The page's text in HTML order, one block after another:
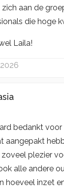
zich aan de
die hoge
Laila!
bedankt
aangepakt
plezier
alle andere
hoeveel inzet